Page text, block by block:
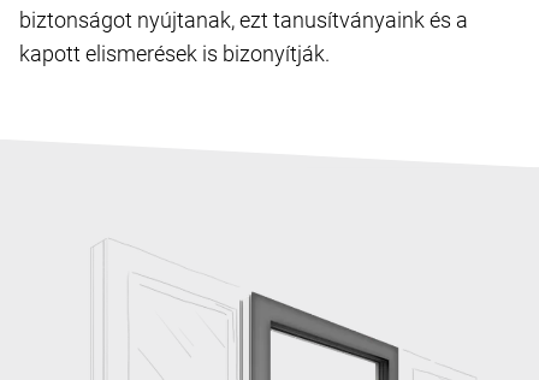
biztonságot nyújtanak, ezt tanusítványaink és a
kapott elismerések is bizonyítják.